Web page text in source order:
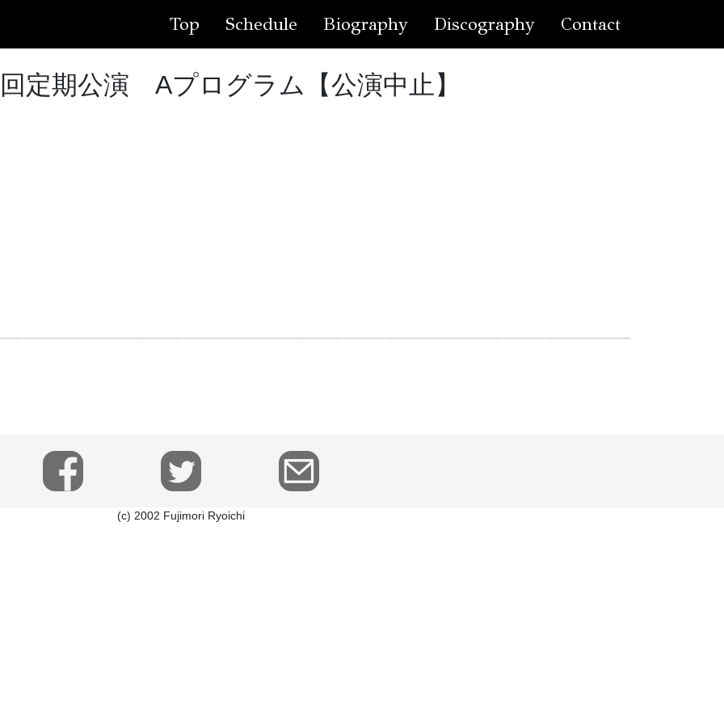
Top Schedule Biography Discography Contact
定期公演 Aプログラム【公演中止】
(c) 2002 Fujimori Ryoichi